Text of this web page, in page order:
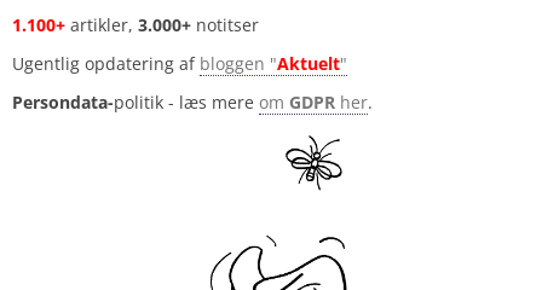
1.100+ artikler, 3.000+ notitser
Ugentlig opdatering af bloggen "Aktuelt"
Persondata-politik - læs mere om GDPR her.